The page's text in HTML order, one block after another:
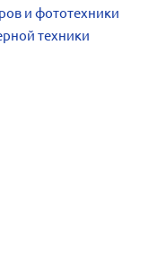
и фототехники
техники